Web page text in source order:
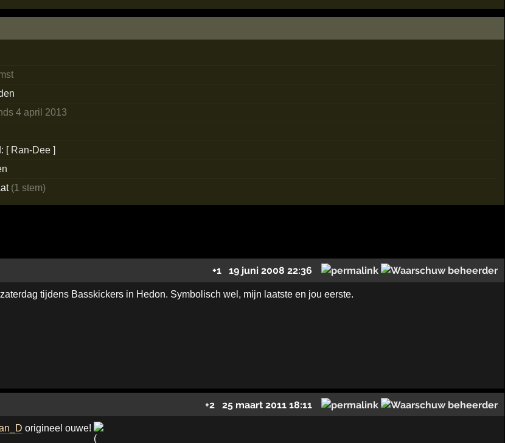
4 april 2013
[ Ran-Dee ]
(1 stem)
+1 19 juni 2008 22:36
tijdens Basskickers in Hedon. Symbolisch wel, mijn laatste en jou eerste.
+2 25 maart 2011 18:11
origineel ouwe!